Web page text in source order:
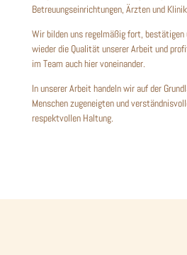
Betreuungseinrichtungen, Ärzten und
Wir bilden uns regelmäßig fort,
wieder die Qualität unserer Arbeit und
im Team auch hier voneinander.
In unserer Arbeit handeln wir auf der
Menschen zugeneigten und
respektvollen Haltung.